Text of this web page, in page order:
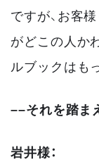
ですが、お客
がどこの人か
ルブックはも
––それを踏ま
岩井様：